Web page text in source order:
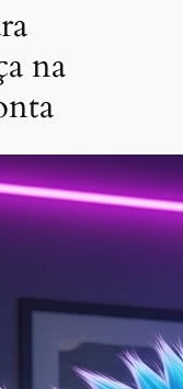
na